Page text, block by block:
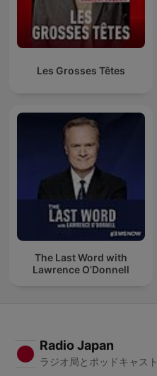
Les Grosses Têtes
The Last Word with
Lawrence O’Donnell
Radio Japan
ラジオ局とポッドキャスト